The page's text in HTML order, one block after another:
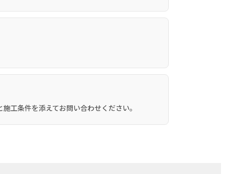
工条件を添えてお問い合わせください。